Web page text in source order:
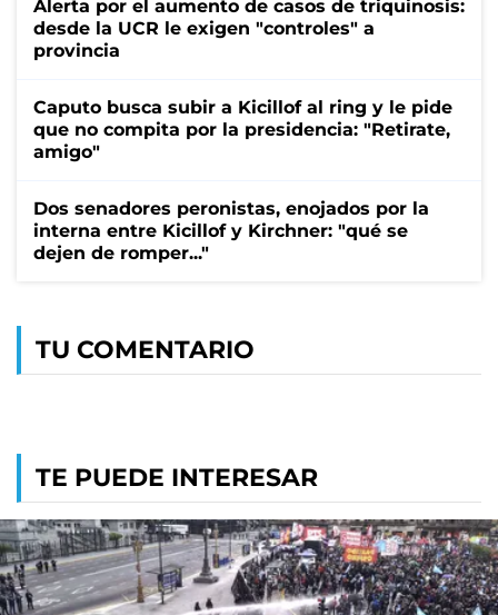
Alerta por el aumento de casos de triquinosis:
desde la UCR le exigen "controles" a
provincia
Caputo busca subir a Kicillof al ring y le pide
que no compita por la presidencia: "Retirate,
amigo"
Dos senadores peronistas, enojados por la
interna entre Kicillof y Kirchner: "qué se
dejen de romper..."
TU COMENTARIO
TE PUEDE INTERESAR